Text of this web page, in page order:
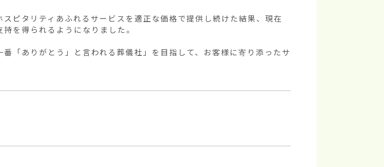
ピタリティあふれるサービスを適正な価格で提供し続けた結果、現在
を得られるようになりました。
「ありがとう」と言われる葬儀社」を目指して、お客様に寄り添ったサ